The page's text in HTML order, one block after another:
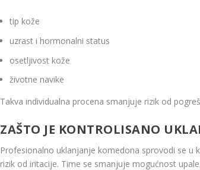
tip kože
uzrast i hormonalni status
osetljivost kože
životne navike
Takva individualna procena smanjuje rizik od
ZAŠTO JE KONTROLISANO
Profesionalno uklanjanje komedona sprovodi se u
rizik od iritacije. Time se smanjuje mogućnost